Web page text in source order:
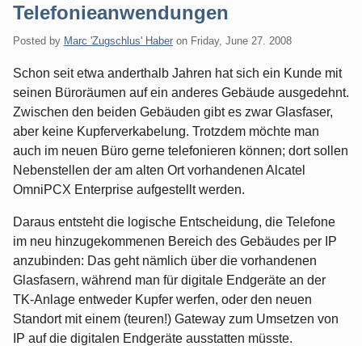
Telefonieanwendungen
Posted by Marc 'Zugschlus' Haber on Friday, June 27. 2008
Schon seit etwa anderthalb Jahren hat sich ein Kunde mit
seinen Büroräumen auf ein anderes Gebäude ausgedehnt.
Zwischen den beiden Gebäuden gibt es zwar Glasfaser,
aber keine Kupferverkabelung. Trotzdem möchte man
auch im neuen Büro gerne telefonieren können; dort sollen
Nebenstellen der am alten Ort vorhandenen Alcatel
OmniPCX Enterprise aufgestellt werden.
Daraus entsteht die logische Entscheidung, die Telefone
im neu hinzugekommenen Bereich des Gebäudes per IP
anzubinden: Das geht nämlich über die vorhandenen
Glasfasern, während man für digitale Endgeräte an der
TK-Anlage entweder Kupfer werfen, oder den neuen
Standort mit einem (teuren!) Gateway zum Umsetzen von
IP auf die digitalen Endgeräte ausstatten müsste.